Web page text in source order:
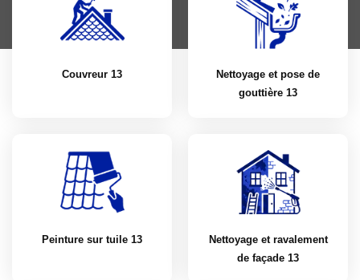
Couvreur 13
Nettoyage et pose de
gouttière 13
Peinture sur tuile 13
Nettoyage et ravalement
de façade 13